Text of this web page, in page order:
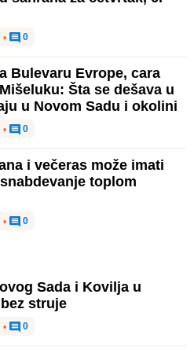
• 0
Bulevaru Evrope, cara
Šta se dešava u
u Novom Sadu i okolini
• 0
i večeras može imati
toplom
• 0
Sada i Kovilja u
struje
• 0